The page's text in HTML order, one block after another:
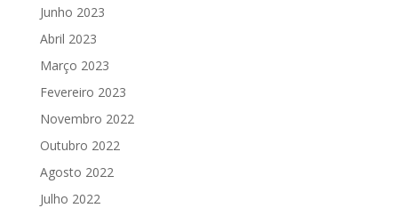
Junho 2023
Abril 2023
Março 2023
Fevereiro 2023
Novembro 2022
Outubro 2022
Agosto 2022
Julho 2022